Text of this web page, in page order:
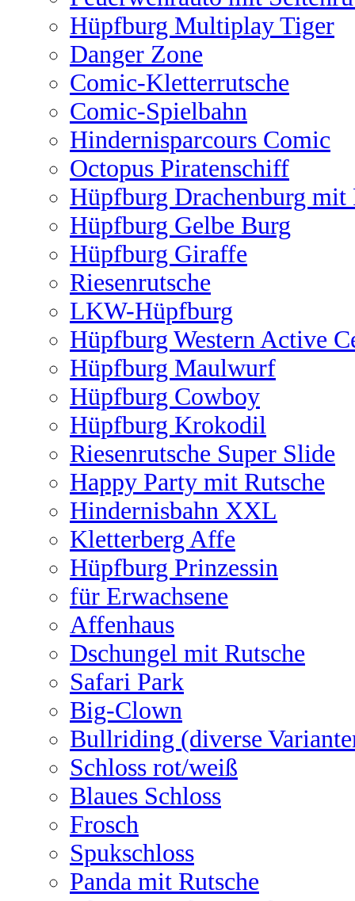
Hüpfburg Multiplay Tiger
Danger Zone
Comic-Kletterrutsche
Comic-Spielbahn
Hindernisparcours Comic
Octopus Piratenschiff
Hüpfburg Drachenburg mit
Hüpfburg Gelbe Burg
Hüpfburg Giraffe
Riesenrutsche
LKW-Hüpfburg
Hüpfburg Western Active
Hüpfburg Maulwurf
Hüpfburg Cowboy
Hüpfburg Krokodil
Riesenrutsche Super Slide
Happy Party mit Rutsche
Hindernisbahn XXL
Kletterberg Affe
Hüpfburg Prinzessin
für Erwachsene
Affenhaus
Dschungel mit Rutsche
Safari Park
Big-Clown
Bullriding (diverse
Schloss rot/weiß
Blaues Schloss
Frosch
Spukschloss
Panda mit Rutsche